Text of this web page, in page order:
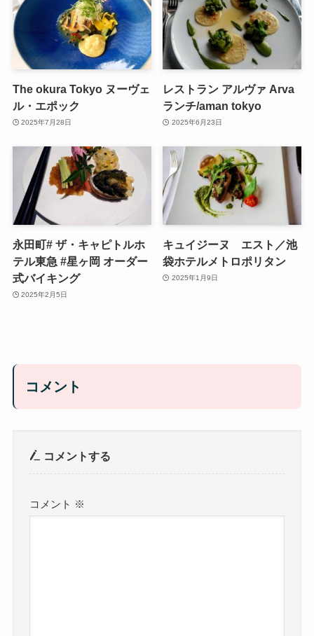
The okura Tokyo ヌーヴェ
ル・エポック
2025年7月28日
レストラン アルヴァ Arva
ランチ/aman tokyo
2025年6月23日
永田町# ザ・キャピトルホ
テル東急 #星ヶ岡 オーダー
式バイキング
2025年2月5日
キュイジーヌ エスト／池
袋ホテルメトロポリタン
2025年1月9日
コメント
コメントする
コメント ※